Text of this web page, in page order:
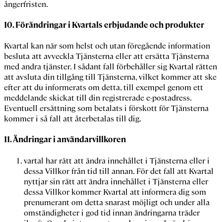
ångerfristen.
10.Förändringar i Kvartals erbjudande och produkter
Kvartal kan när som helst och utan föregående information
besluta att avveckla Tjänsterna eller att ersätta Tjänsterna
med andra tjänster. I sådant fall förbehåller sig Kvartal rätten
att avsluta din tillgång till Tjänsterna, vilket kommer att ske
efter att du informerats om detta, till exempel genom ett
meddelande skickat till din registrerade e-postadress.
Eventuell ersättning som betalats i förskott för Tjänsterna
kommer i så fall att återbetalas till dig.
11.Ändringar i användarvillkoren
vartal har rätt att ändra innehållet i Tjänsterna eller i
dessa Villkor från tid till annan. För det fall att Kvartal
nyttjar sin rätt att ändra innehållet i Tjänsterna eller
dessa Villkor kommer Kvartal att informera dig som
prenumerant om detta snarast möjligt och under alla
omständigheter i god tid innan ändringarna träder